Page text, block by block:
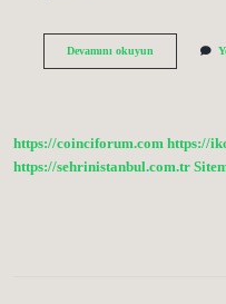
Devamını okuyunAsel
https://coinciforum.com https://
https://sehrinistanbul.com.tr